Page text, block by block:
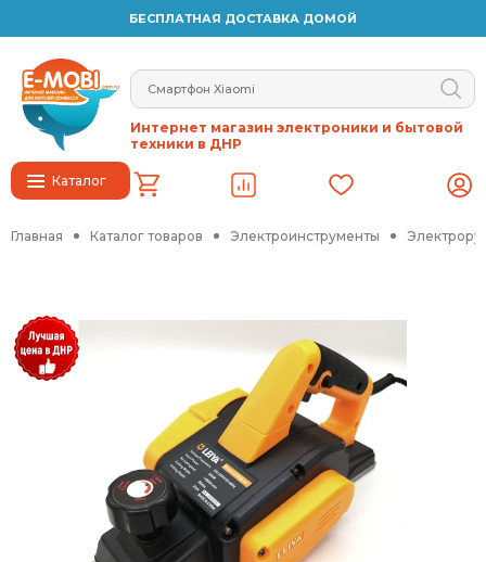
БЕСПЛАТНАЯ ДОСТАВКА ДОМОЙ
Каталог
Интернет магазин электроники и бытовой
техники в ДНР
Главная Каталог товаров Электроинструменты